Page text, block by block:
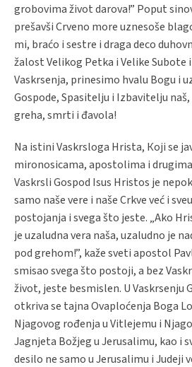
grobovima život darova!” Poput
prešavši Crveno more uznesoše
mi, braćo i sestre i draga deco
žalost Velikog Petka i Velike Subote
Vaskrsenja, prinesimo hvalu Bogu i
Gospode, Spasitelju i Izbavitelju
greha, smrti i đavola!
Na istini Vaskrsloga Hrista, Кoji se
mironosicama, apostolima i
Vaskrsli Gospod Isus Hristos je
samo naše vere i naše Crkve već i
postojanja i svega što jeste. „Αko
je uzaludna vera naša, uzaludno je
pod grehom!”, kaže sveti apostol
smisao svega što postoji, a bez
život, jeste besmislen. U Vaskrsenju
otkriva se tajna Ovaploćenja Boga
Njagovog rođenja u Vitlejemu i
Jagnjeta Božjeg u Jerusalimu, kao i
desilo ne samo u Jerusalimu i Judeji